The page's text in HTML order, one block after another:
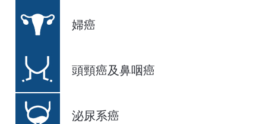
婦癌
頭頸癌及鼻咽癌
泌尿系癌